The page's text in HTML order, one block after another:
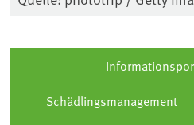
Schädlingsmanagement